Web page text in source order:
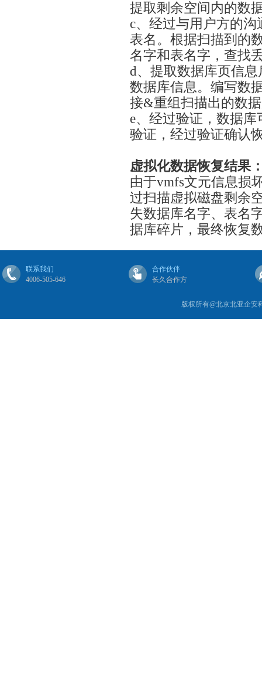
提取剩余空间内的数
c、经过与用户方的
表名。根据扫描到的
名字和表名字，查找
d、提取数据库页信
数据库信息。编写数
接&重组扫描出的数
e、经过验证，数据
验证，经过验证确认
虚拟化数据恢复结果
由于vmfs文元信息损
过扫描虚拟磁盘剩余
失数据库名字、表名
据库碎片，最终恢复
联系我们
4006-505-646
合作伙伴
长久合作方
版权所有@北京北亚企安